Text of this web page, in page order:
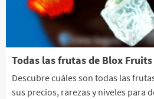
Todas las frutas de Blox
Descubre cuáles son todas las
sus precios, rarezas y niveles para